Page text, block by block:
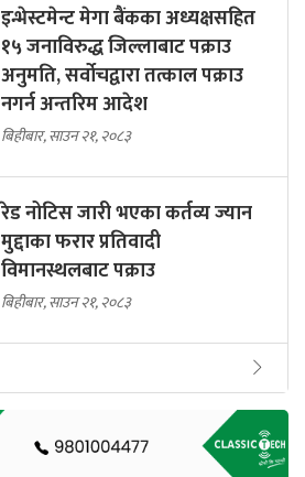
इन्भेस्टमेन्ट मेगा बैंकका अध्यक्षसहित
१५ जनाविरुद्ध जिल्लाबाट पक्राउ
अनुमति, सर्वोचद्वारा तत्काल पक्राउ
नगर्न अन्तरिम आदेश
बिहीबार, साउन २१, २०८३
रेड नोटिस जारी भएका कर्तव्य ज्यान
मुद्दाका फरार प्रतिवादी
विमानस्थलबाट पक्राउ
बिहीबार, साउन २१, २०८३